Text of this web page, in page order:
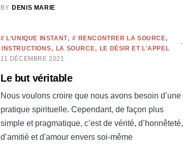
BY DENIS MARIE
# L‘UNIQUE INSTANT
# RENCONTRER LA SOURCE
INSTRUCTIONS
LA SOURCE
LE DÉSIR ET L'APPEL
11 DÉCEMBRE 2021
Le but véritable
Nous voulons croire que nous avons besoin d’une
pratique spirituelle. Cependant, de façon plus
simple et pragmatique, c’est de vérité, d’honnêteté,
d’amitié et d'amour envers soi-même